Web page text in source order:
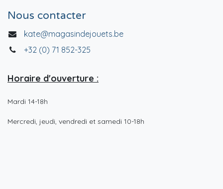
Nous contacter
kate@magasindejouets.be
+32 (0) 71 852-325
Horaire d'ouverture :
Mardi 14-18h
Mercredi, jeudi, vendredi et samedi 10-18h